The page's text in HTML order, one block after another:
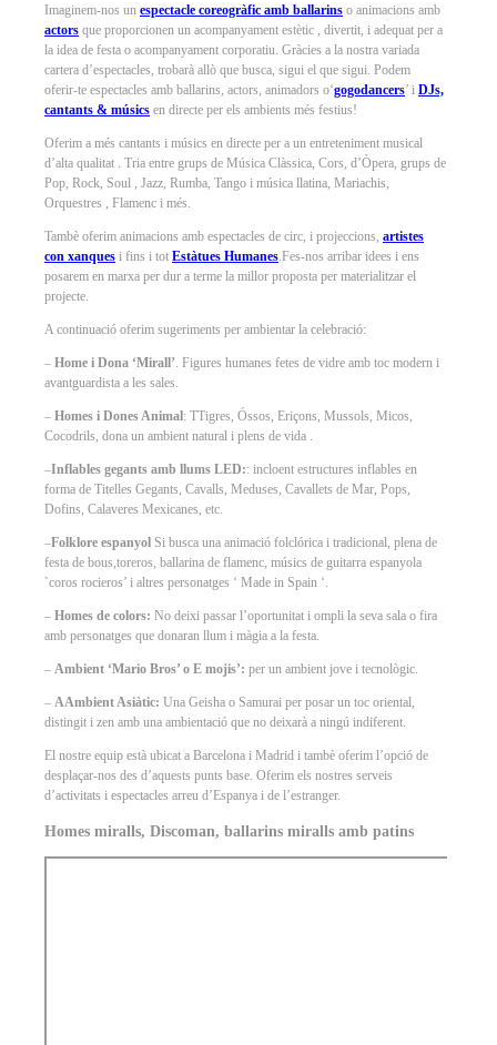
Imaginem-nos un espectacle coreogràfic amb ballarins o animacions amb
actors que proporcionen un acompanyament estètic , divertit, i adequat per a
la idea de festa o acompanyament corporatiu. Gràcies a la nostra variada
cartera d’espectacles, trobarà allò que busca, sigui el que sigui. Podem
oferir-te espectacles amb ballarins, actors, animadors o‘gogodancers’ i DJs,
cantants & músics en directe per els ambients més festius!
Oferim a més cantants i músics en directe per a un entreteniment musical
d’alta qualitat . Tria entre grups de Música Clàssica, Cors, d’Òpera, grups de
Pop, Rock, Soul , Jazz, Rumba, Tango i música llatina, Mariachis,
Orquestres , Flamenc i més.
Tambè oferim animacions amb espectacles de circ, i projeccions, artistes
con xanques i fins i tot Estàtues Humanes.Fes-nos arribar idees i ens
posarem en marxa per dur a terme la millor proposta per materialitzar el
projecte.
A continuació oferim sugeriments per ambientar la celebració:
– Home i Dona ‘Mirall’. Figures humanes fetes de vidre amb toc modern i
avantguardista a les sales.
– Homes i Dones Animal: TTigres, Óssos, Eriçons, Mussols, Micos,
Cocodrils, dona un ambient natural i plens de vida .
–Inflables gegants amb llums LED:: incloent estructures inflables en
forma de Titelles Gegants, Cavalls, Meduses, Cavallets de Mar, Pops,
Dofins, Calaveres Mexicanes, etc.
–Folklore espanyol Si busca una animació folclórica i tradicional, plena de
festa de bous,toreros, ballarina de flamenc, músics de guitarra espanyola
`coros rocieros’ i altres personatges ‘ Made in Spain ‘.
– Homes de colors: No deixi passar l’oportunitat i ompli la seva sala o fira
amb personatges que donaran llum i màgia a la festa.
– Ambient ‘Mario Bros’ o E mojis’: per un ambient jove i tecnològic.
– AAmbient Asiàtic: Una Geisha o Samurai per posar un toc oriental,
distingit i zen amb una ambientació que no deixarà a ningú indiferent.
El nostre equip està ubicat a Barcelona i Madrid i tambè oferim l’opció de
desplaçar-nos des d’aquests punts base. Oferim els nostres serveis
d’activitats i espectacles arreu d’Espanya i de l’estranger.
Homes miralls, Discoman, ballarins miralls amb patins